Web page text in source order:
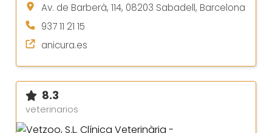
Av. de Barberà, 114, 08203 Sabadell, Barcelona
937 11 21 15
anicura.es
8.3
veterinarios